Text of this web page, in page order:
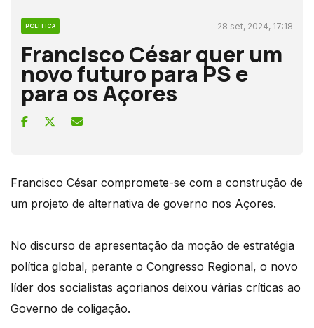
POLÍTICA 28 set, 2024, 17:18
Francisco César quer um
novo futuro para PS e
para os Açores
Francisco César compromete-se com a construção de
um projeto de alternativa de governo nos Açores.
No discurso de apresentação da moção de estratégia
política global, perante o Congresso Regional, o novo
líder dos socialistas açorianos deixou várias críticas ao
Governo de coligação.